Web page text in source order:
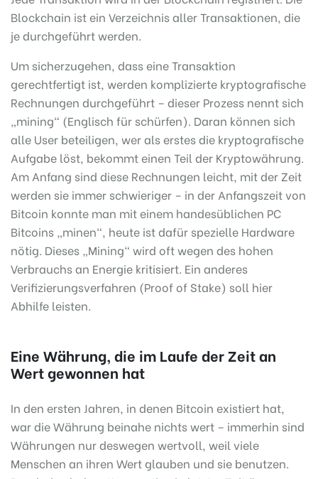
Blockchain ist ein Verzeichnis aller Transaktionen, die
je durchgeführt werden.
Um sicherzugehen, dass eine Transaktion
gerechtfertigt ist, werden komplizierte kryptografische
Rechnungen durchgeführt – dieser Prozess nennt sich
„mining“ (Englisch für schürfen). Daran können sich
alle User beteiligen, wer als erstes die kryptografische
Aufgabe löst, bekommt einen Teil der Kryptowährung.
Am Anfang sind diese Rechnungen leicht, mit der Zeit
werden sie immer schwieriger – in der Anfangszeit von
Bitcoin konnte man mit einem handesüblichen PC
Bitcoins „minen“, heute ist dafür spezielle Hardware
nötig. Dieses „Mining“ wird oft wegen des hohen
Verbrauchs an Energie kritisiert. Ein anderes
Verifizierungsverfahren (Proof of Stake) soll hier
Abhilfe leisten.
Eine Währung, die im Laufe der Zeit an
Wert gewonnen hat
In den ersten Jahren, in denen Bitcoin existiert hat,
war die Währung beinahe nichts wert – immerhin sind
Währungen nur deswegen wertvoll, weil viele
Menschen an ihren Wert glauben und sie benutzen.